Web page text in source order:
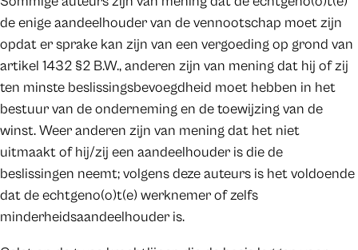
de enige aandeelhouder van de vennootschap moet zijn
opdat er sprake kan zijn van een vergoeding op grond van
artikel 1432 §2 B.W., anderen zijn van mening dat hij of zij
ten minste beslissingsbevoegdheid moet hebben in het
bestuur van de onderneming en de toewijzing van de
winst. Weer anderen zijn van mening dat het niet
uitmaakt of hij/zij een aandeelhouder is die de
beslissingen neemt; volgens deze auteurs is het voldoende
dat de echtgeno(o)t(e) werknemer of zelfs
minderheidsaandeelhouder is.